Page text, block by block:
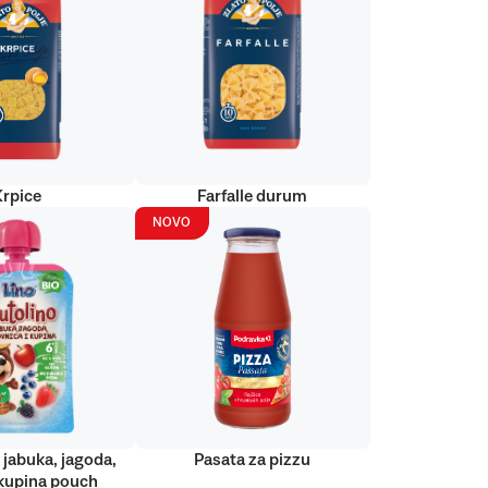
Farfalle durum
jagoda,
pouch
NOVO
Pasata za pizzu